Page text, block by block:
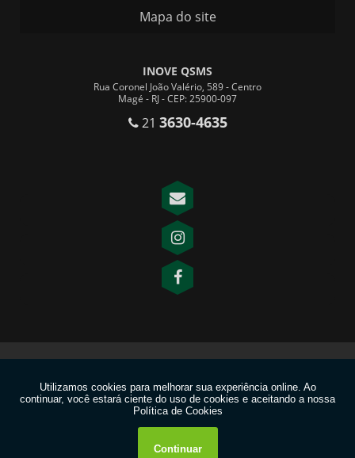
Mapa do site
INOVE QSMS
Rua Coronel João Valério, 589 - Centro
Magé - RJ - CEP: 25900-097
21 3630-4635
W3C
W3C